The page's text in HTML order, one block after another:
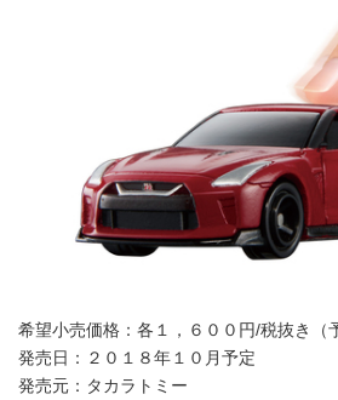
希望小売価格：各１，６００円/税抜き
発売日：２０１８年１０月予定
発売元：タカラトミー